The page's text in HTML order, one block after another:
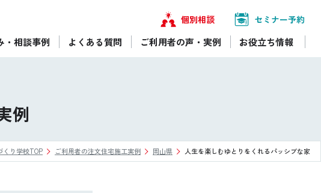
個別相談 セミナー予約
・相談事例 よくある質問 ご利用者の声・実例 お役立ち情報
例
くり学校TOP ご利用者の注文住宅施工実例 岡山県 人生を楽しむゆとりをくれるパッシブな家